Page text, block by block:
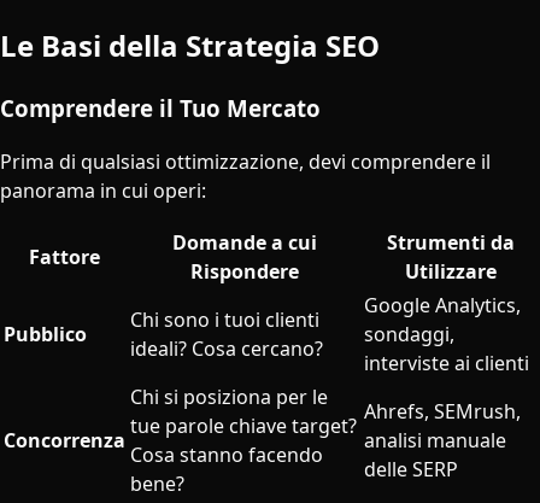
Le Basi della Strategia SEO
Comprendere il Tuo Mercato
Prima di qualsiasi ottimizzazione, devi comprendere il
panorama in cui operi:
Fattore
Domande a cui
Rispondere
Strumenti da
Utilizzare
Pubblico
Chi sono i tuoi clienti
ideali? Cosa cercano?
Google Analytics,
sondaggi,
interviste ai clienti
Concorrenza
Chi si posiziona per le
tue parole chiave target?
Cosa stanno facendo
bene?
Ahrefs, SEMrush,
analisi manuale
delle SERP